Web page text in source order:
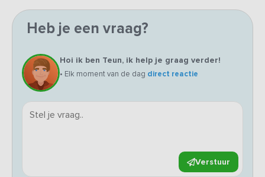
Heb je een vraag?
Hoi ik ben Teun, ik help je graag verder!
• Elk moment van de dag direct reactie
Verstuur